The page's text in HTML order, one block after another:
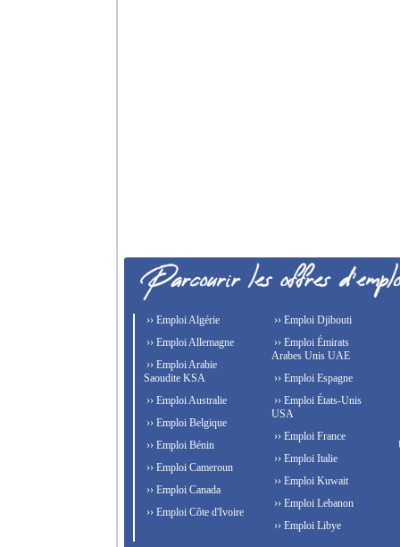
›› Emploi Algérie
›› Emploi Allemagne
›› Emploi Arabie
Saoudite KSA
›› Emploi Australie
›› Emploi Belgique
›› Emploi Bénin
›› Emploi Cameroun
›› Emploi Canada
›› Emploi Côte d'Ivoire
›› Emploi Djibouti
›› Emploi Émirats
Arabes Unis UAE
›› Emploi Espagne
›› Emploi États-Unis
USA
›› Emploi France
›› Emploi Italie
›› Emploi Kuwait
›› Emploi Lebanon
›› Emploi Libye